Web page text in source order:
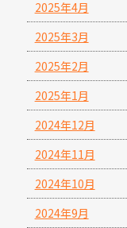
2025年4月
2025年3月
2025年2月
2025年1月
2024年12月
2024年11月
2024年10月
2024年9月